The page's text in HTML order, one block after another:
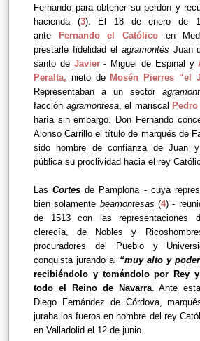
Fernando para obtener su perdón y
hacienda (3). El 18 de enero de
ante
Fernando el Católico
en
prestarle fidelidad el agramontés Juan
santo de Javier- Miguel de Espinal y
Peralta, nieto de Mosén Pierres “el
Representaban a un sector
facción agramontesa, el mariscal
haría sin embargo. Don Fernando
Alonso Carrillo el título de marqués de
sido hombre de confianza de Juan
pública su proclividad hacia el rey
LasCortesde Pamplona - cuya
bien solamente beamontesas(4) -
de 1513 con las representaciones
clerecía, de Nobles y
procuradores del Pueblo y
conquista jurando al “muy alto y
recibiéndolo y tomándolo por Rey
todo el Reino de Navarra. Ante
Diego Fernández de Córdova,
juraba los fueros en nombre del rey
en Valladolid el 12 de junio.